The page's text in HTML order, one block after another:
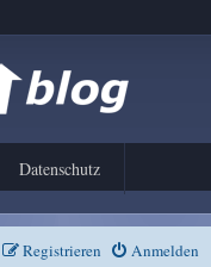
Datenschutz
Anmelden
Registrieren